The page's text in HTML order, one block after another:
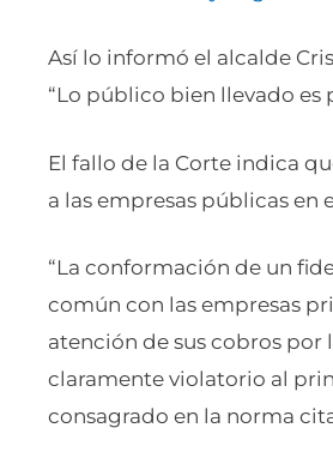
Así lo informó el alcalde
“Lo público bien llevado es
El fallo de la Corte indica
a las empresas públicas en
“La conformación de un
común con las empresas
atención de sus cobros por
claramente violatorio al
consagrado en la norma